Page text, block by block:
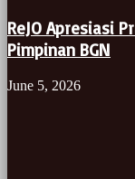
ReJO Apresiasi
Pimpinan BGN
June 5, 2026